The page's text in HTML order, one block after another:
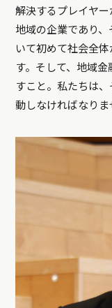
解決するプレイヤ
地域の企業であり
いて初めて社会全
す。そして、地域
すこと。私たちは
動しなければなりま